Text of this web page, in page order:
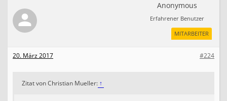
Anonymous
Erfahrener Benutzer
MITARBEITER
#224
20. März 2017
Zitat von Christian Mueller: ↑